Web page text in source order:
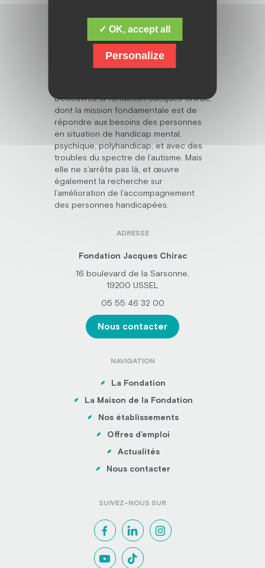
Découvrez la fondation Jacques Chirac,
dont la mission fondamentale est de
répondre aux besoins des personnes
en situation de handicap mental,
psychique, polyhandicap, et avec des
troubles du spectre de l’autisme. Mais
elle ne s’arrête pas là, et œuvre
également la recherche sur
l’amélioration de l’accompagnement
des personnes handicapées.
ADRESSE
Fondation Jacques Chirac
16 boulevard de la Sarsonne,
19200 USSEL
05 55 46 32 00
Nous contacter
NAVIGATION
La Fondation
La Maison de la Fondation
Nos établissements
Offres d’emploi
Actualités
Nous contacter
SUIVEZ-NOUS SUR
✓ OK, accept all
Personalize